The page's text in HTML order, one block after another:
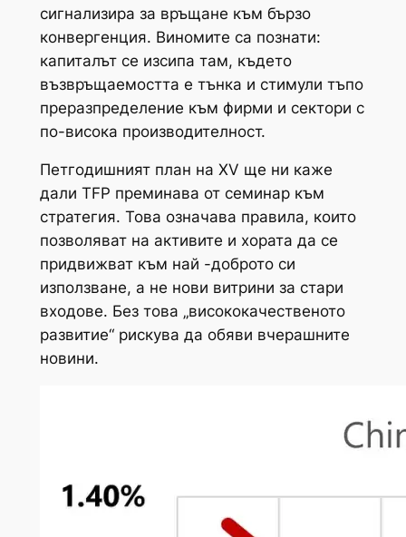
сигнализира за връщане към бързо
конвергенция. Виномите са познати:
капиталът се изсипа там, където
възвръщаемостта е тънка и стимули тъпо
преразпределение към фирми и сектори с
по-висока производителност.
Петгодишният план на XV ще ни каже
дали TFP преминава от семинар към
стратегия. Това означава правила, които
позволяват на активите и хората да се
придвижват към най -доброто си
използване, а не нови витрини за стари
входове. Без това „висококачественото
развитие“ рискува да обяви вчерашните
новини.